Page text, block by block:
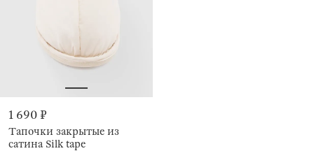
1 690 ₽
Тапочки закрытые из
сатина Silk tape